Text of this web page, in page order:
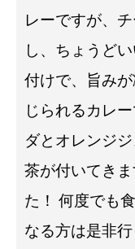
レーですが、
し、ちょうどい
付けで、旨み
じられるカレー
ダとオレンジ
茶が付いてきま
た！ 何度でも
なる方は是非